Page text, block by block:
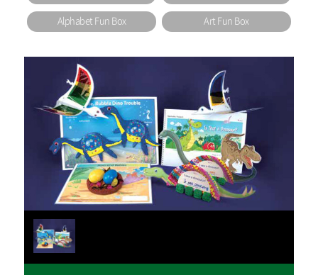
Alphabet Fun Box Art Fun Box